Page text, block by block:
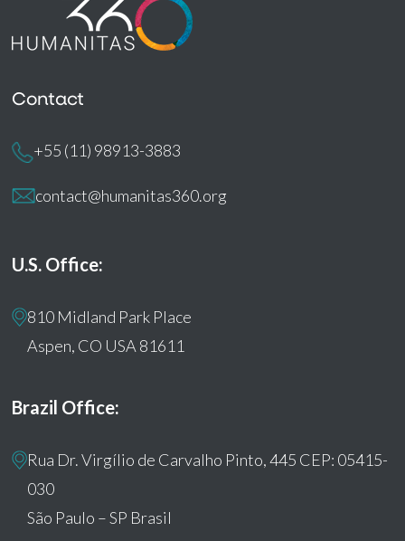
Contact
+55 (11) 98913-3883
contact@humanitas360.org
U.S. Office:
810 Midland Park Place
Aspen, CO USA 81611
Brazil Office:
Rua Dr. Virgílio de Carvalho Pinto, 445 CEP: 05415-
030
São Paulo – SP Brasil